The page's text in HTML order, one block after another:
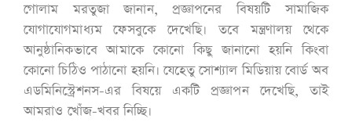
গোলাম মরতুজা জানান, প্রজ্ঞাপনের বিষয়টি সামাজিক
যোগাযোগমাধ্যম ফেসবুকে দেখেছি। তবে মন্ত্রণালয় থেকে
আনুষ্ঠানিকভাবে আমাকে কোনো কিছু জানানো হয়নি কিংবা
কোনো চিঠিও পাঠানো হয়নি। যেহেতু সোশ্যাল মিডিয়ায় বোর্ড অব
এডমিনিস্ট্রেশনস-এর বিষয়ে একটি প্রজ্ঞাপন দেখেছি, তাই
আমরাও খোঁজ-খবর নিচ্ছি।